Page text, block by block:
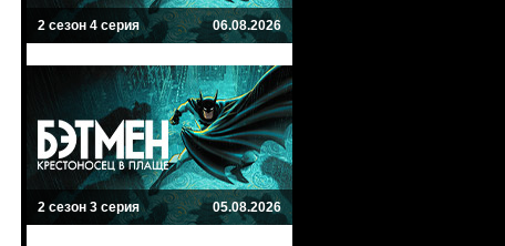
2 сезон 4 серия 06.08.2026
2 сезон 3 серия 05.08.2026